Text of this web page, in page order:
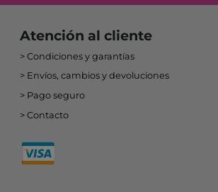
Atención al cliente
Condiciones y garantías
Envíos, cambios y devoluciones
Pago seguro
Contacto